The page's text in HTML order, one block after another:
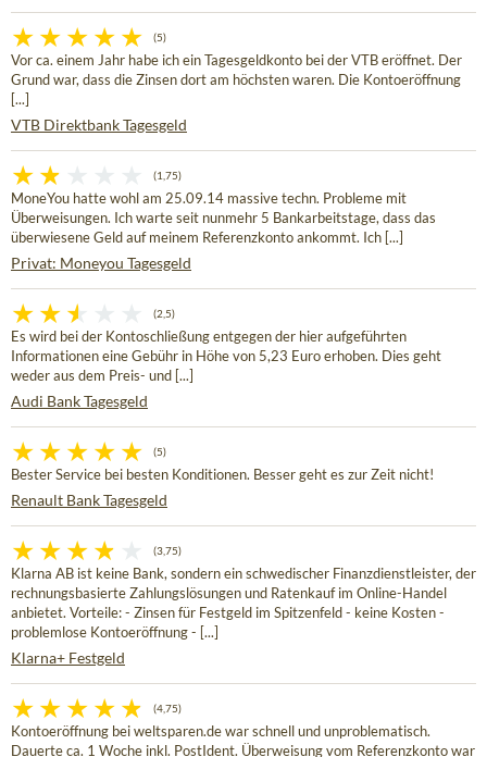
(5)
Vor ca. einem Jahr habe ich ein Tagesgeldkonto bei der VTB eröffnet. Der
Grund war, dass die Zinsen dort am höchsten waren. Die Kontoeröffnung
[...]
VTB Direktbank Tagesgeld
(1,75)
MoneYou hatte wohl am 25.09.14 massive techn. Probleme mit
Überweisungen. Ich warte seit nunmehr 5 Bankarbeitstage, dass das
überwiesene Geld auf meinem Referenzkonto ankommt. Ich [...]
Privat: Moneyou Tagesgeld
(2,5)
Es wird bei der Kontoschließung entgegen der hier aufgeführten
Informationen eine Gebühr in Höhe von 5,23 Euro erhoben. Dies geht
weder aus dem Preis- und [...]
Audi Bank Tagesgeld
(5)
Bester Service bei besten Konditionen. Besser geht es zur Zeit nicht!
Renault Bank Tagesgeld
(3,75)
Klarna AB ist keine Bank, sondern ein schwedischer Finanzdienstleister, der
rechnungsbasierte Zahlungslösungen und Ratenkauf im Online-Handel
anbietet. Vorteile: - Zinsen für Festgeld im Spitzenfeld - keine Kosten -
problemlose Kontoeröffnung - [...]
Klarna+ Festgeld
(4,75)
Kontoeröffnung bei weltsparen.de war schnell und unproblematisch.
Dauerte ca. 1 Woche inkl. PostIdent. Überweisung vom Referenzkonto war